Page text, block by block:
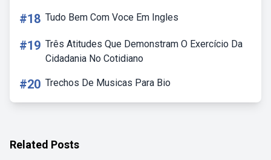
#18 Tudo Bem Com Voce Em Ingles
#19 Três Atitudes Que Demonstram O Exercício Da
Cidadania No Cotidiano
#20 Trechos De Musicas Para Bio
Related Posts